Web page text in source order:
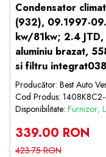
Condensator
(932), 09.1997-
kw/81kw; 2.4
aluminiu brazat,
si filtru
Producător: Best Auto
Cod Produs:
Disponibilitate: Furnizor;
339.00 RON
423.75 RON